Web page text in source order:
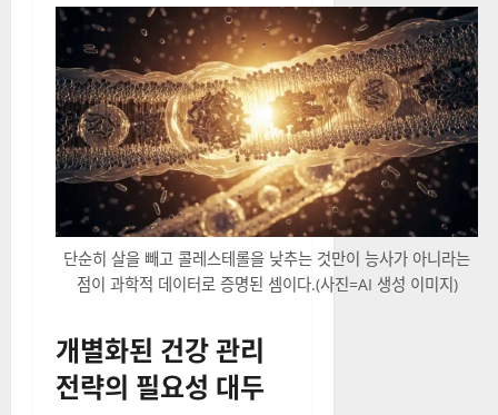
단순히 살을 빼고 콜레스테롤을 낮추는 것만이 능사가 아니라는
점이 과학적 데이터로 증명된 셈이다.(사진=AI 생성 이미지)
개별화된 건강 관리
전략의 필요성 대두